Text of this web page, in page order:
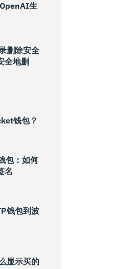
生
删除安全
全地删
钱包？
包：如何
名
钱包到波
显示买的